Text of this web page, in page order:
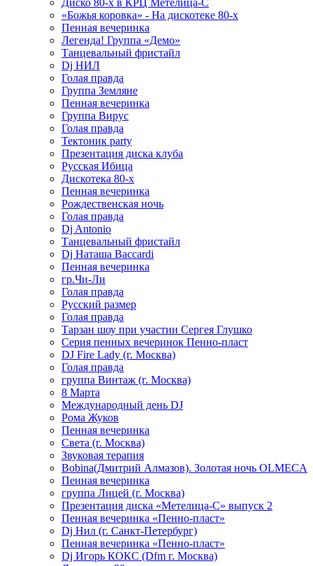
Диско 80-х в КРЦ Метелица-С
«Божья коровка» - На дискотеке 80-х
Пенная вечеринка
Легенда! Группа «Демо»
Танцевальный фристайл
Dj НИЛ
Голая правда
Группа Земляне
Пенная вечеринка
Группа Вирус
Голая правда
Тектоник party
Презентация диска клуба
Русская Ибица
Дискотека 80-х
Пенная вечеринка
Рождественская ночь
Голая правда
Dj Antonio
Танцевальный фристайл
Dj Наташа Baccardi
Пенная вечеринка
гр.Чи-Ли
Голая правда
Русский размер
Голая правда
Тарзан шоу при участии Сергея Глушко
Серия пенных вечеринок Пенно-пласт
DJ Fire Lady (г. Москва)
Голая правда
группа Винтаж (г. Москва)
8 Марта
Международный день DJ
Рома Жуков
Пенная вечеринка
Света (г. Москва)
Звуковая терапия
Bobina(Дмитрий Алмазов). Золотая ночь OLMECA
Пенная вечеринка
группа Лицей (г. Москва)
Презентация диска «Метелица-С» выпуск 2
Пенная вечеринка «Пенно-пласт»
Dj Нил (г. Санкт-Петербург)
Пенная вечеринка «Пенно-пласт»
Dj Игорь КОКС (Dfm г. Москва)